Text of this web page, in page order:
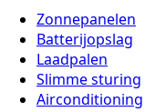
Zonnepanelen
Batterijopslag
Laadpalen
Slimme sturing
Airconditioning